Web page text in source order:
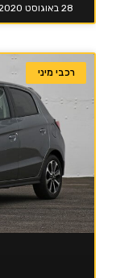
28 באוגוסט 2020
רכבי מיני